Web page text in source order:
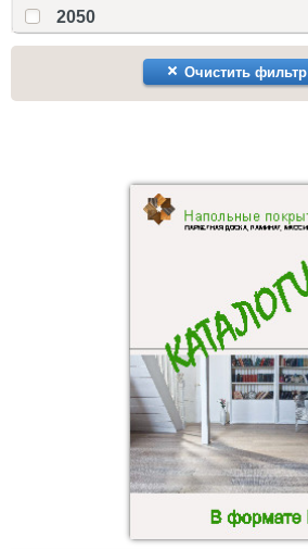
2050
Очистить фильтр